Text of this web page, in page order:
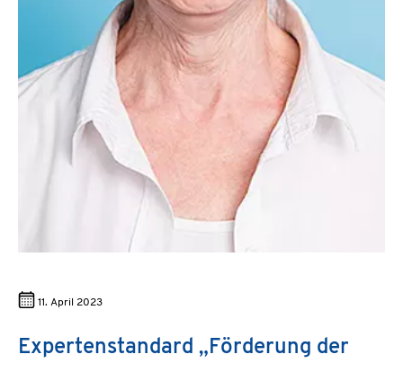
11. April 2023
Expertenstandard „Förderung der